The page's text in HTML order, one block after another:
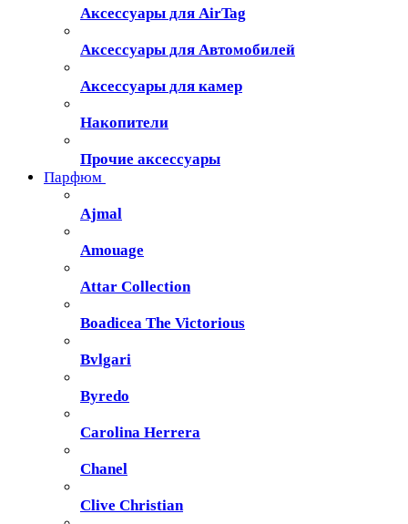
Аксессуары для AirTag
Аксессуары для Автомобилей
Аксессуары для камер
Накопители
Прочие аксессуары
Парфюм
Ajmal
Amouage
Attar Collection
Boadicea The Victorious
Bvlgari
Byredo
Carolina Herrera
Chanel
Clive Christian